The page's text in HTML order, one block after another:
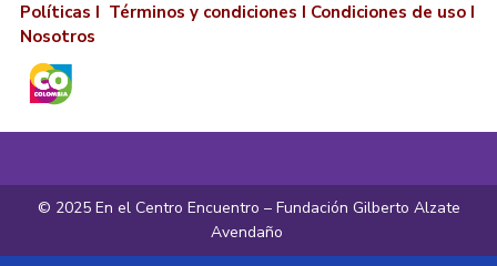
Políticas I Términos y condiciones I Condiciones de uso I
Nosotros
© 2025 En el Centro Encuentro – Fundación Gilberto Alzate
Avendaño